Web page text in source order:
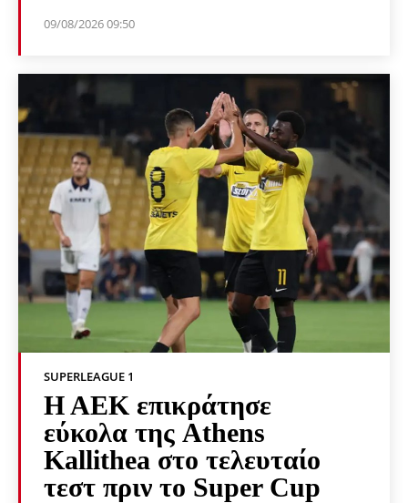
09/08/2026 09:50
SUPERLEAGUE 1
Η ΑΕΚ επικράτησε
εύκολα της Athens
Kallithea στο τελευταίο
τεστ πριν το Super Cup